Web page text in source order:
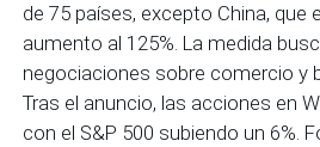
de 75 países, excepto China, que
aumento al 125%. La medida
negociaciones sobre comercio y
Tras el anuncio, las acciones en
con el S&P 500 subiendo un 6%.